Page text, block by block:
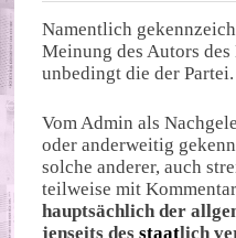
Namentlich
Meinung des Autors
unbedingt die der Partei.
Vom Admin als
oder anderweitig
solche anderer, auch
teilweise mit
hauptsächlich der
jenseits desstaatlich